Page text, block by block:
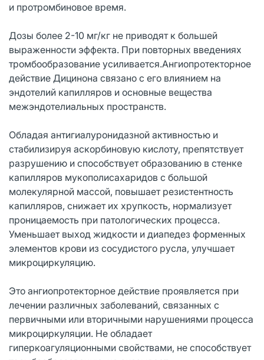
и протромбиновое время.
Дозы более 2-10 мг/кг не приводят к большей
выраженности эффекта. При повторных введениях
тромбообразование усиливается.Ангиопротекторное
действие Дицинона связано с его влиянием на
эндотелий капилляров и основные вещества
межэндотелиальных пространств.
Обладая антигиалуронидазной активностью и
стабилизируя аскорбиновую кислоту, препятствует
разрушению и способствует образованию в стенке
капилляров мукополисахаридов с большой
молекулярной массой, повышает резистентность
капилляров, снижает их хрупкость, нормализует
проницаемость при патологических процесса.
Уменьшает выход жидкости и диапедез форменных
элементов крови из сосудистого русла, улучшает
микроциркуляцию.
Это ангиопротекторное действие проявляется при
лечении различных заболеваний, связанных с
первичными или вторичными нарушениями процесса
микроциркуляции. Не обладает
гиперкоагуляционными свойствами, не способствует